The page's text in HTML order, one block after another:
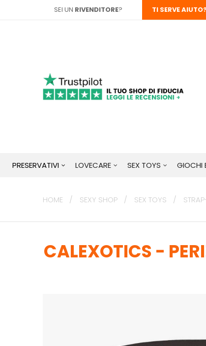
SEI UN RIVENDITORE? TI SERVE
PRESERVATIVI LOVECARE SEX TOYS GIOCHI
HOME SEXY SHOP SEX TOYS
CALEXOTICS -